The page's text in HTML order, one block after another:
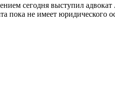
сегодня выступил
пока не имеет юридического